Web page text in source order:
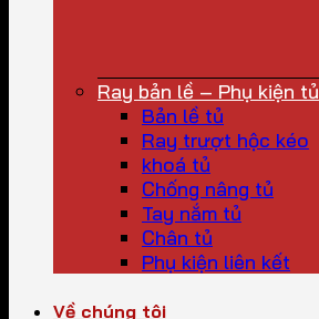
Ray bản lề – Phụ kiện tủ
Bản lề tủ
Ray trượt hộc kéo
khoá tủ
Chống nâng tủ
Tay nắm tủ
Chân tủ
Phụ kiện liên kết
Về chúng tôi